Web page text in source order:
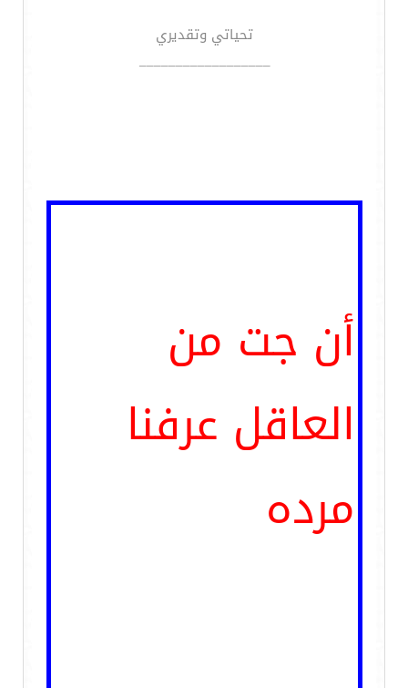
تحياتي وتقديري
__________________
أن جت من
العاقل عرفنا
مرده